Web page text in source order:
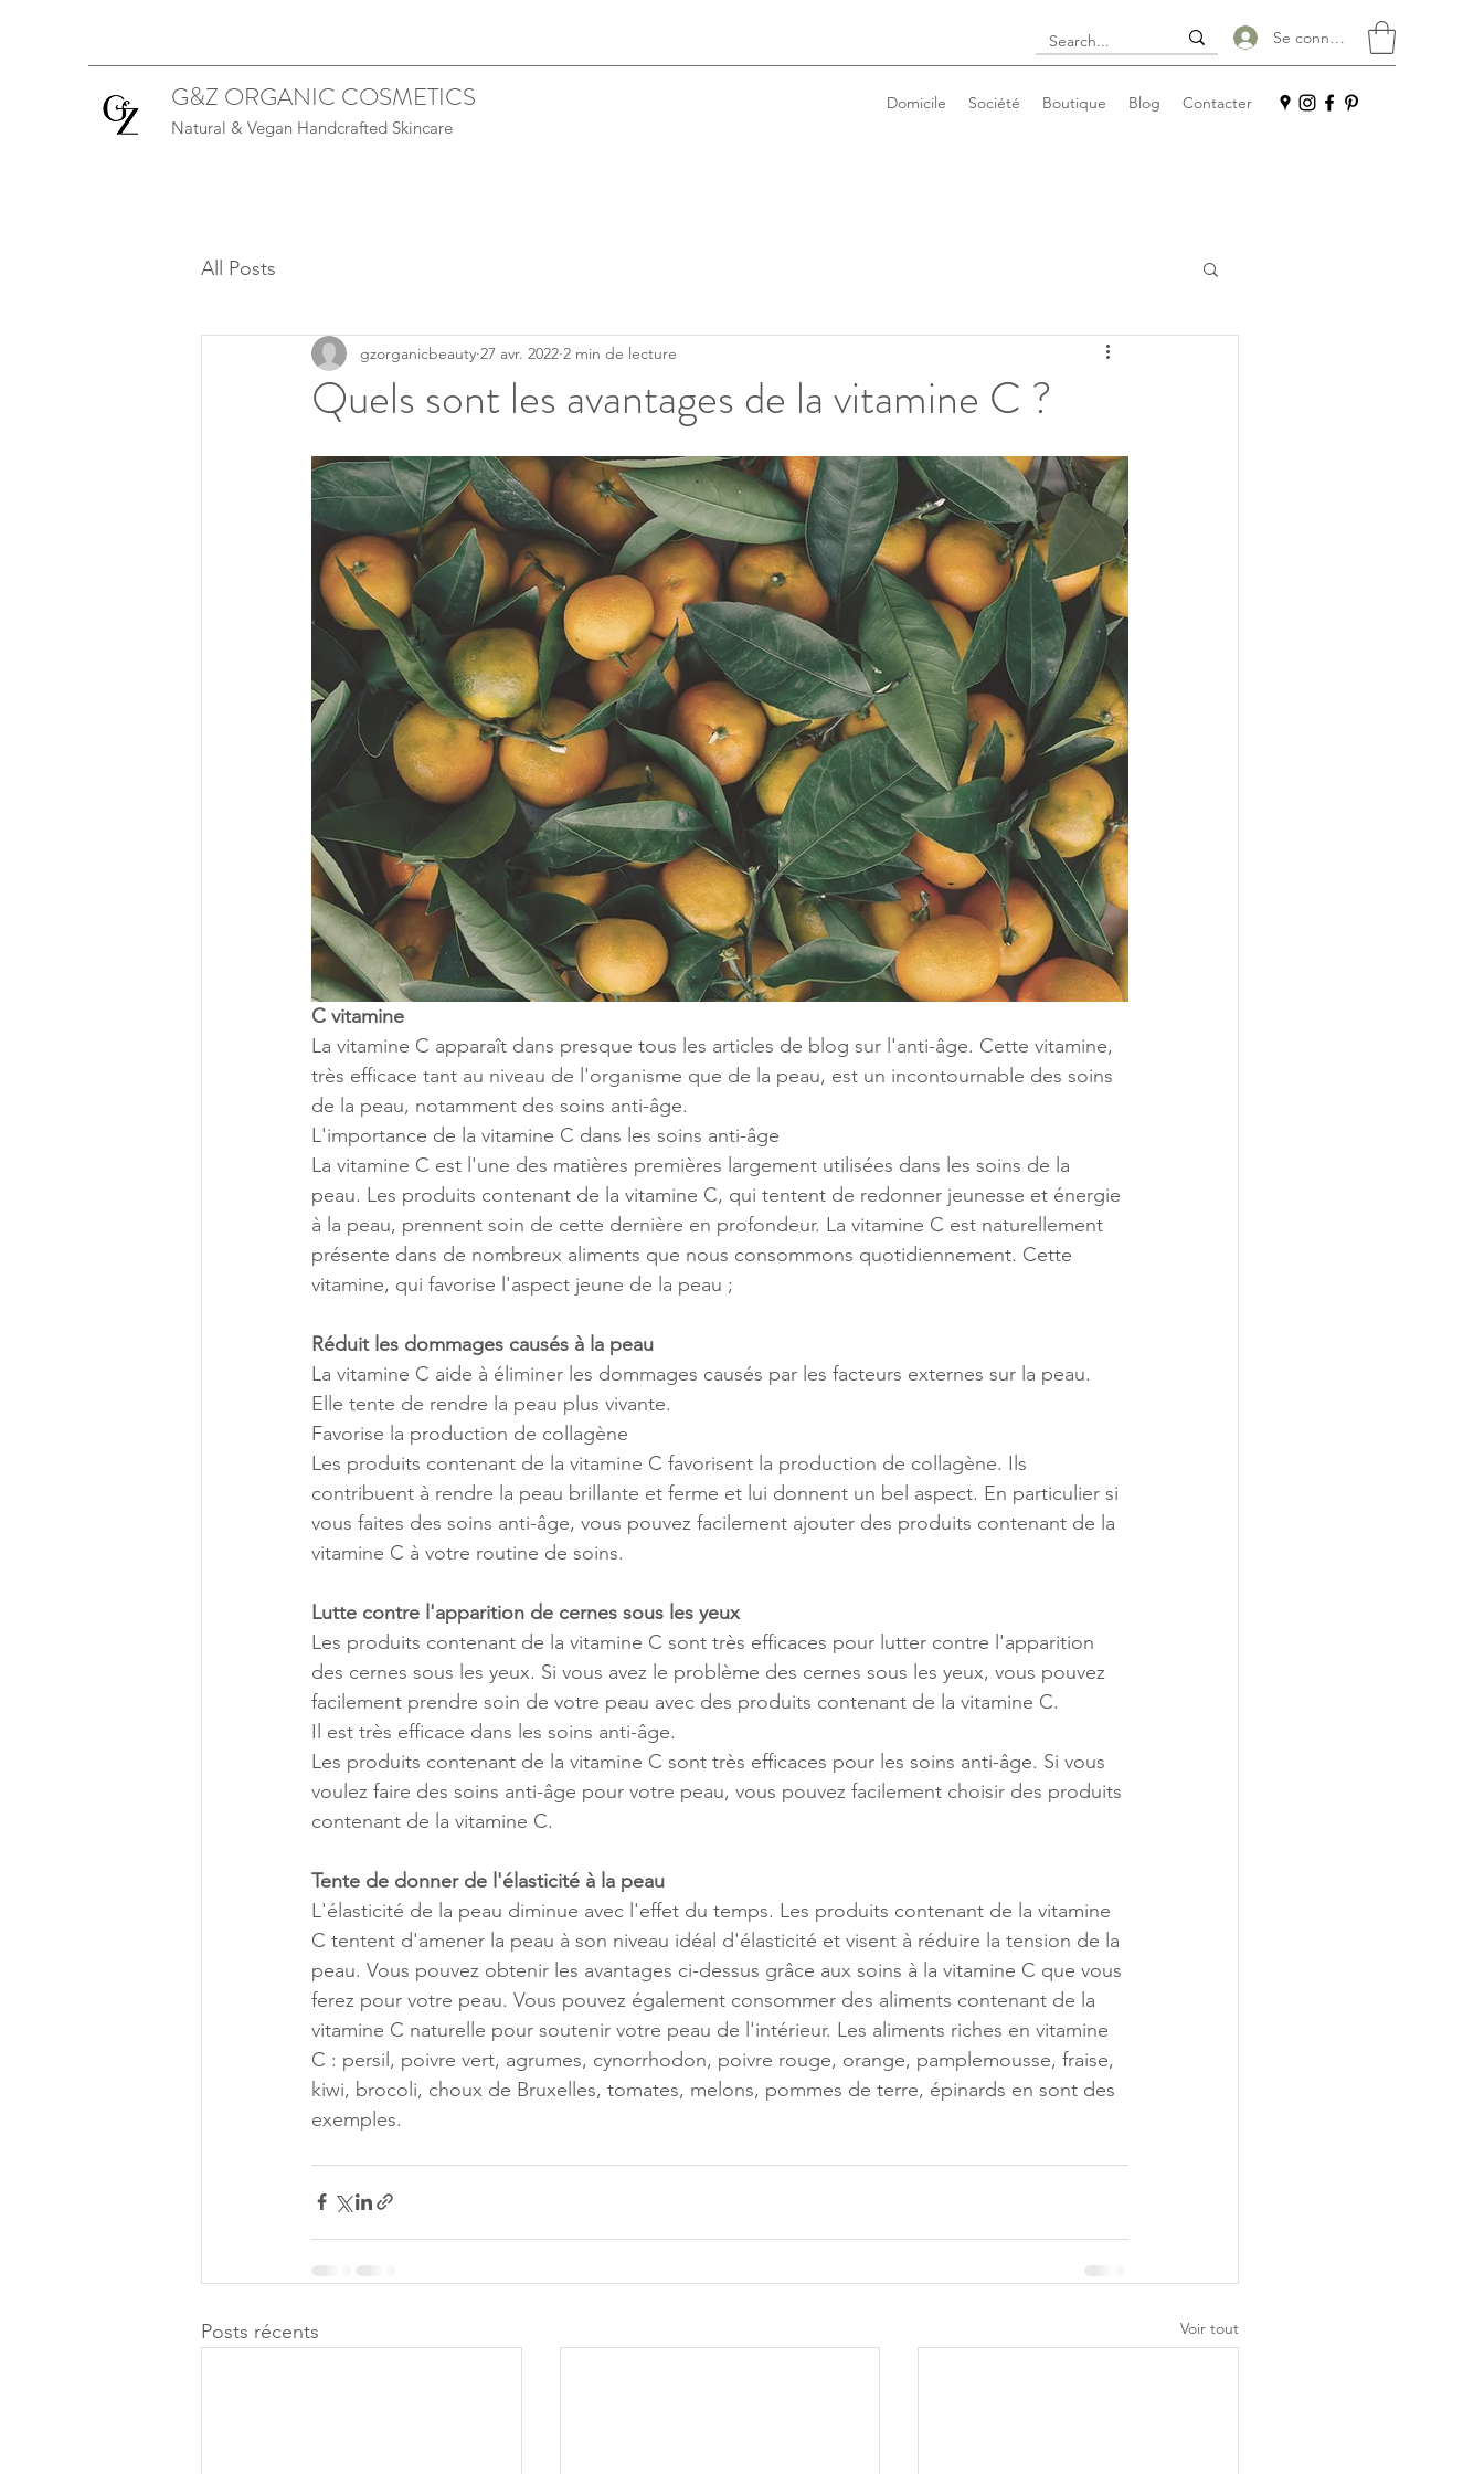
Se connecter
G&Z ORGANIC COSMETICS
Natural & Vegan Handcrafted Skincare
Domicile Société Boutique Blog Contacter
All Posts
Quels sont les avantages de la vitamine C ?
gzorganicbeauty 27 avr. 2022 2 min de lecture
C vitamine
La vitamine C apparaît dans presque tous les articles de blog sur l'anti-âge. Cette vitamine,
très efficace tant au niveau de l'organisme que de la peau, est un incontournable des soins
de la peau, notamment des soins anti-âge.
L'importance de la vitamine C dans les soins anti-âge
La vitamine C est l'une des matières premières largement utilisées dans les soins de la
peau. Les produits contenant de la vitamine C, qui tentent de redonner jeunesse et énergie
à la peau, prennent soin de cette dernière en profondeur. La vitamine C est naturellement
présente dans de nombreux aliments que nous consommons quotidiennement. Cette
vitamine, qui favorise l'aspect jeune de la peau ;
Réduit les dommages causés à la peau
La vitamine C aide à éliminer les dommages causés par les facteurs externes sur la peau.
Elle tente de rendre la peau plus vivante.
Favorise la production de collagène
Les produits contenant de la vitamine C favorisent la production de collagène. Ils
contribuent à rendre la peau brillante et ferme et lui donnent un bel aspect. En particulier si
vous faites des soins anti-âge, vous pouvez facilement ajouter des produits contenant de la
vitamine C à votre routine de soins.
Lutte contre l'apparition de cernes sous les yeux
Les produits contenant de la vitamine C sont très efficaces pour lutter contre l'apparition
des cernes sous les yeux. Si vous avez le problème des cernes sous les yeux, vous pouvez
facilement prendre soin de votre peau avec des produits contenant de la vitamine C.
Il est très efficace dans les soins anti-âge.
Les produits contenant de la vitamine C sont très efficaces pour les soins anti-âge. Si vous
voulez faire des soins anti-âge pour votre peau, vous pouvez facilement choisir des produits
contenant de la vitamine C.
Tente de donner de l'élasticité à la peau
L'élasticité de la peau diminue avec l'effet du temps. Les produits contenant de la vitamine
C tentent d'amener la peau à son niveau idéal d'élasticité et visent à réduire la tension de la
peau. Vous pouvez obtenir les avantages ci-dessus grâce aux soins à la vitamine C que vous
ferez pour votre peau. Vous pouvez également consommer des aliments contenant de la
vitamine C naturelle pour soutenir votre peau de l'intérieur. Les aliments riches en vitamine
C : persil, poivre vert, agrumes, cynorrhodon, poivre rouge, orange, pamplemousse, fraise,
kiwi, brocoli, choux de Bruxelles, tomates, melons, pommes de terre, épinards en sont des
exemples.
Posts récents Voir tout